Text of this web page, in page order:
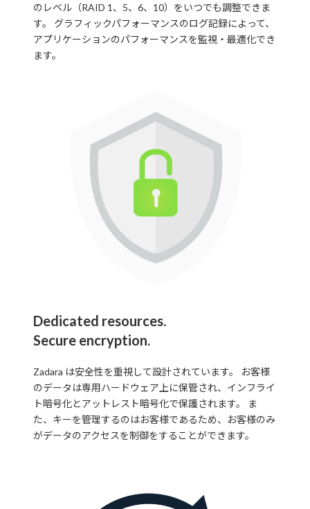
のレベル（RAID 1、5、6、10）をいつでも調整できま
す。 グラフィックパフォーマンスのログ記録によって、
アプリケーションのパフォーマンスを監視・最適化でき
ます。
Dedicated resources.
Secure encryption.
Zadara は安全性を重視して設計されています。 お客様
のデータは専用ハードウェア上に保管され、インフライ
ト暗号化とアットレスト暗号化で保護されます。 ま
た、キーを管理するのはお客様であるため、お客様のみ
がデータのアクセスを制御をすることができます。